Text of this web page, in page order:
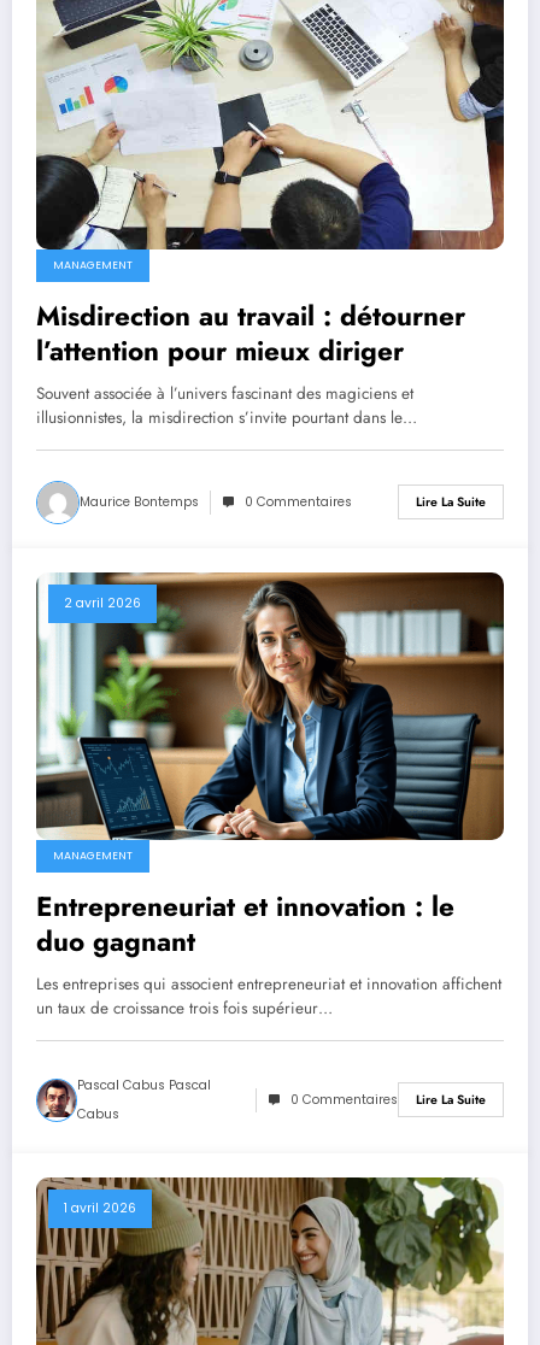
MANAGEMENT
Misdirection au travail : détourner
l’attention pour mieux diriger
Souvent associée à l’univers fascinant des magiciens et
illusionnistes, la misdirection s’invite pourtant dans le…
Maurice Bontemps 0 Commentaires Lire La Suite
2 avril 2026
MANAGEMENT
Entrepreneuriat et innovation : le
duo gagnant
Les entreprises qui associent entrepreneuriat et innovation affichent
un taux de croissance trois fois supérieur…
Pascal Cabus Pascal
Cabus
0 Commentaires Lire La Suite
1 avril 2026